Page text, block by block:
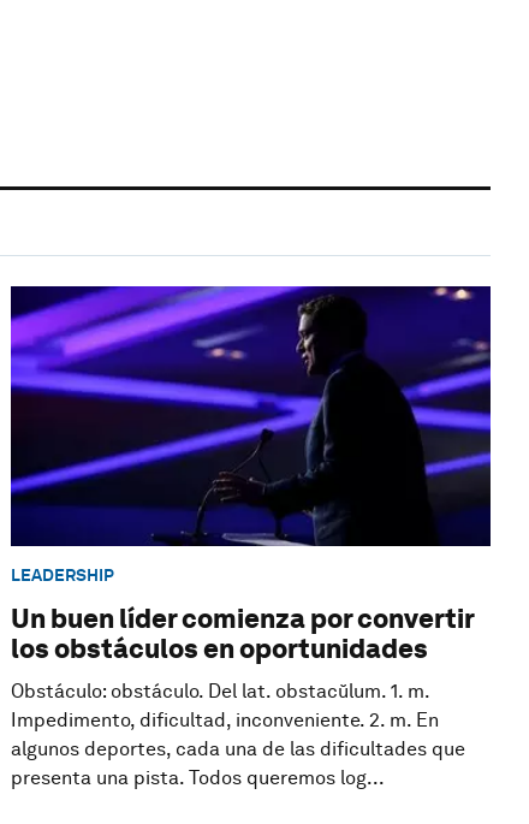
LEADERSHIP
Un buen líder comienza por convertir
los obstáculos en oportunidades
Obstáculo: obstáculo. Del lat. obstacŭlum. 1. m.
Impedimento, dificultad, inconveniente. 2. m. En
algunos deportes, cada una de las dificultades que
presenta una pista. Todos queremos log...